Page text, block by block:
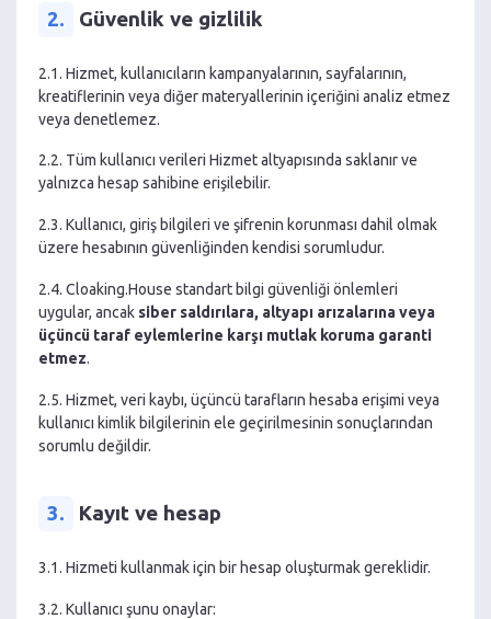
2. Güvenlik ve gizlilik
2.1. Hizmet, kullanıcıların kampanyalarının, sayfalarının,
kreatiflerinin veya diğer materyallerinin içeriğini analiz etmez
veya denetlemez.
2.2. Tüm kullanıcı verileri Hizmet altyapısında saklanır ve
yalnızca hesap sahibine erişilebilir.
2.3. Kullanıcı, giriş bilgileri ve şifrenin korunması dahil olmak
üzere hesabının güvenliğinden kendisi sorumludur.
2.4. Cloaking.House standart bilgi güvenliği önlemleri
uygular, ancak siber saldırılara, altyapı arızalarına veya
üçüncü taraf eylemlerine karşı mutlak koruma garanti
etmez.
2.5. Hizmet, veri kaybı, üçüncü tarafların hesaba erişimi veya
kullanıcı kimlik bilgilerinin ele geçirilmesinin sonuçlarından
sorumlu değildir.
3. Kayıt ve hesap
3.1. Hizmeti kullanmak için bir hesap oluşturmak gereklidir.
3.2. Kullanıcı şunu onaylar: